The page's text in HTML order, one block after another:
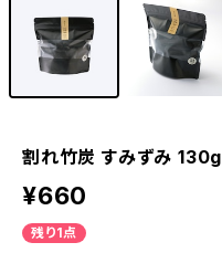
割れ竹炭 すみずみ 130g
¥660
残り1点